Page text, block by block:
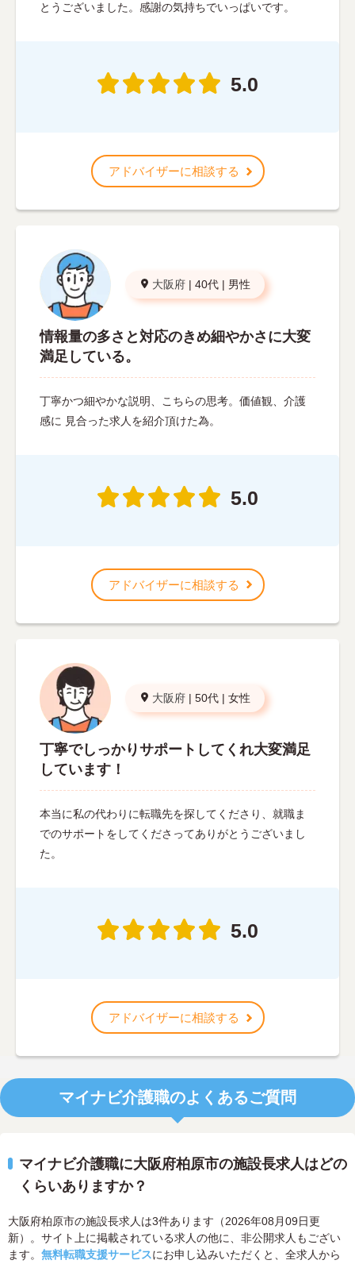
とうございました。感謝の気持ちでいっぱいです。
5.0
アドバイザーに相談する
大阪府 | 40代 | 男性
情報量の多さと対応のきめ細やかさに大変
満足している。
丁寧かつ細やかな説明、こちらの思考。価値観、介護
感に 見合った求人を紹介頂けた為。
5.0
アドバイザーに相談する
大阪府 | 50代 | 女性
丁寧でしっかりサポートしてくれ大変満足
しています！
本当に私の代わりに転職先を探してくださり、就職ま
でのサポートをしてくださってありがとうございまし
た。
5.0
アドバイザーに相談する
マイナビ介護職のよくあるご質問
マイナビ介護職に大阪府柏原市の施設長求人はどの
くらいありますか？
大阪府柏原市の施設長求人は3件あります（2026年08月09日更
新）。サイト上に掲載されている求人の他に、非公開求人もござい
ます。 無料転職支援サービスにお申し込みいただくと、全求人から